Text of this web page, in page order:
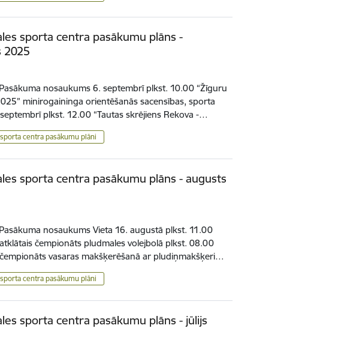
sporta centra pasākumu plāns -
2025
nosaukums 6. septembrī plkst. 10.00 “Žīguru
minirogaininga orientēšanās sacensības, sporta
plkst. 12.00 “Tautas skrējiens Rekova -…
centra pasākumu plāni
sporta centra pasākumu plāns - augusts
nosaukums Vieta 16. augustā plkst. 11.00
čempionāts pludmales volejbolā plkst. 08.00
vasaras makšķerēšanā ar pludiņmakšķeri…
centra pasākumu plāni
sporta centra pasākumu plāns - jūlijs